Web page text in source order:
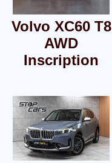
Volvo XC60 T8
AWD
Inscription